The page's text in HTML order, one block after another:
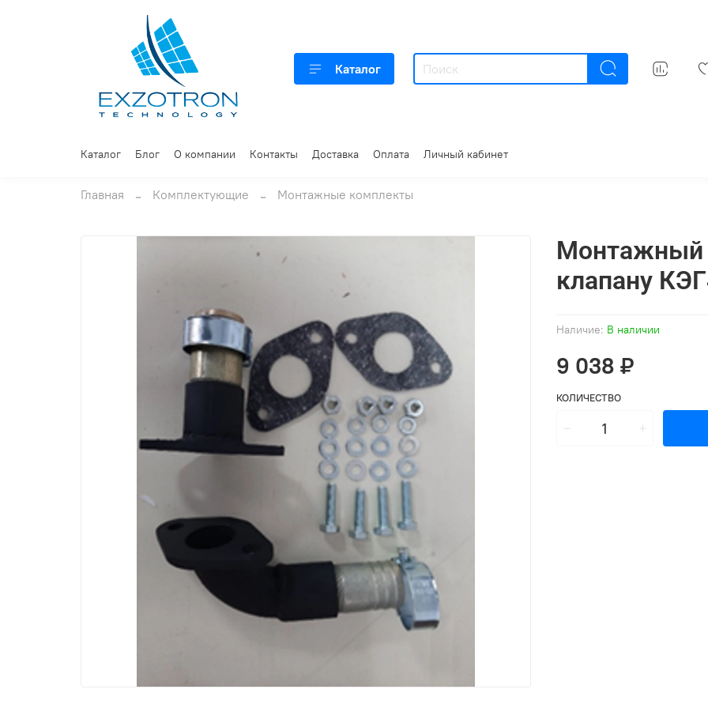
Каталог
Каталог Блог О компании Контакты Доставка Оплата Личный кабинет
Главная Комплектующие Монтажные комплекты
Наличие: В наличии
Монтажный
клапану
9 038 ₽
КОЛИЧЕСТВО